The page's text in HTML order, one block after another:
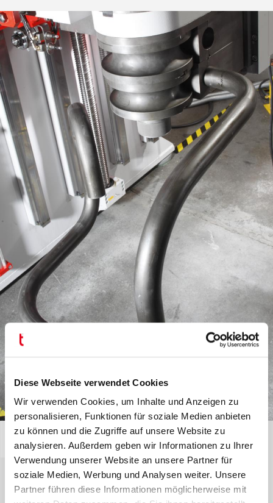
Diese Webseite verwendet Cookies
Wir verwenden Cookies, um Inhalte und Anzeigen zu
personalisieren, Funktionen für soziale Medien anbieten
zu können und die Zugriffe auf unsere Website zu
analysieren. Außerdem geben wir Informationen zu Ihrer
Verwendung unserer Website an unsere Partner für
soziale Medien, Werbung und Analysen weiter. Unsere
Partner führen diese Informationen möglicherweise mit
FREIFORMEN / PUSHBENDING
Freiform- und Mehrebenenoption -
Werkzeuge für das Biegen auf mehreren Biegeebenen mit
automatischem Werkzeugwechsel ermöglichen es,
verschiedene Radien und komplexeste Geometrien an